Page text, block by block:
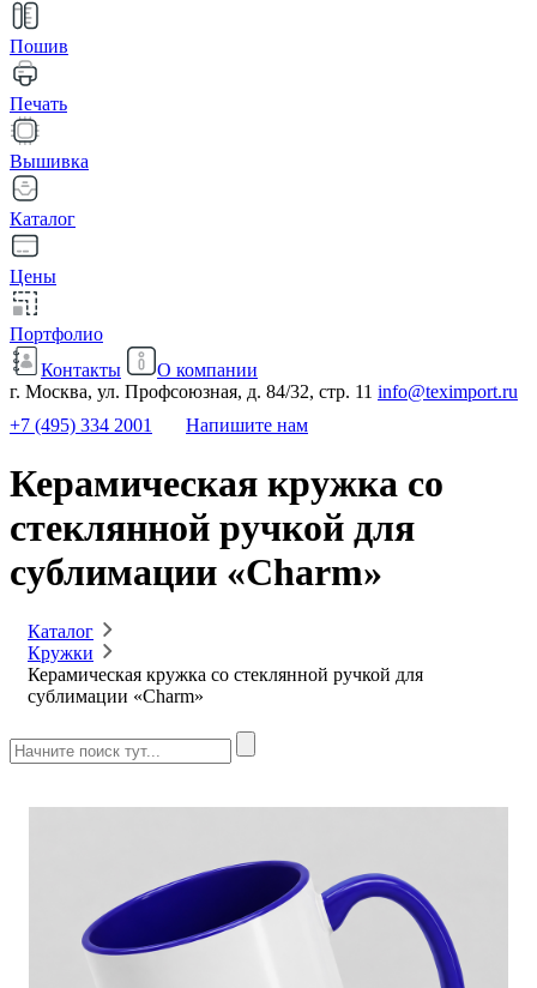
Пошив
Печать
Вышивка
Каталог
Цены
Портфолио
Контакты
О компании
г. Москва, ул. Профсоюзная, д. 84/32, стр. 11 info@teximport.ru
+7 (495) 334 2001
Напишите нам
Керамическая кружка со
стеклянной ручкой для
сублимации «Charm»
Каталог
Кружки
Керамическая кружка со стеклянной ручкой для
сублимации «Charm»